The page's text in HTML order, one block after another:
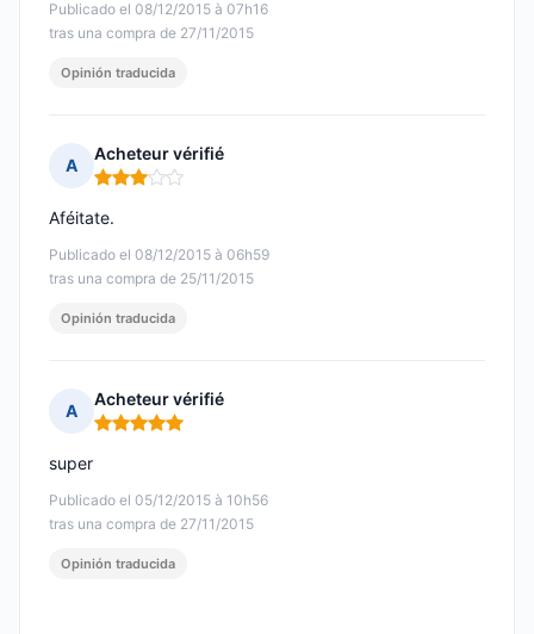
Publicado el 08/12/2015 à 07h16
tras una compra de 27/11/2015
Opinión traducida
A
Acheteur vérifié
Nota: 3 de 5
Publicado el 08/12/2015 à 06h59
tras una compra de 25/11/2015
Aféitate.
Opinión traducida
A
Acheteur vérifié
Nota: 5 de 5
Publicado el 05/12/2015 à 10h56
tras una compra de 27/11/2015
super
Opinión traducida